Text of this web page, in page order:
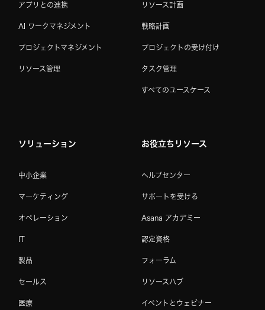
アプリとの連携
AI ワークマネジメント
プロジェクトマネジメント
リソース管理
リソース計画
戦略計画
プロジェクトの受け付け
タスク管理
すべてのユースケース
ソリューション
中小企業
マーケティング
オペレーション
IT
製品
セールス
医療
お役立ちリソース
ヘルプセンター
サポートを受ける
Asana アカデミー
認定資格
フォーラム
リソースハブ
イベントとウェビナー